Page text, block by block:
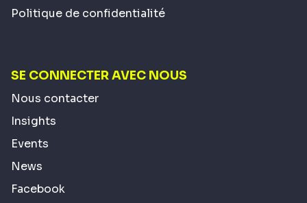
Politique de confidentialité
SE CONNECTER AVEC NOUS
Nous contacter
Insights
Events
News
Facebook